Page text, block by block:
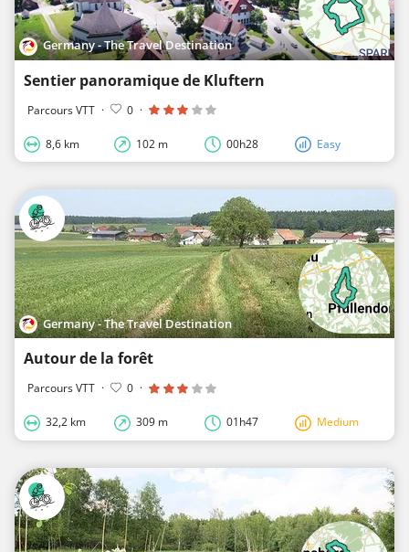
Germany - The Travel Destination
Sentier panoramique de Kluftern
Parcours VTT · 0 ·
8,6 km 102 m 00h28 Easy
Germany - The Travel Destination
Autour de la forêt
Parcours VTT · 0 ·
32,2 km 309 m 01h47 Medium